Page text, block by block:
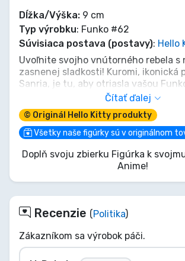
Dĺžka/Výška: 9 cm
Typ výrobku: Funko #62
Súvisiaca postava (postavy): Hello
Uvoľnite svojho vnútorného rebela s
zasnenej sladkosti! Kuromi, ikonická
Sanria, je tu, aby otriasla vašou
zbierkou, prichádzajúc na
svojím rozkošným jednorožcovým
Zabudnite na pravidlá, prijmite
nechajte túto malú punkovú
pripomenúť, že aj tie najdrzejšie
pre mágiu. Pridajte túto jedinečnú
svojej partie – je pripravená na
Čítať ďalej
© Originál Hello Kitty produkty
Všetky naše figúrky sú v originálnom
Doplň svoju zbierku Figúrka k
Anime!
Recenzie (Politika)
Zákazníkom sa výrobok páči.